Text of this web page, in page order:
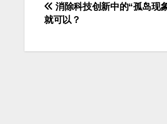
文
章
导
消除科技创新中的“孤岛现
就可以？